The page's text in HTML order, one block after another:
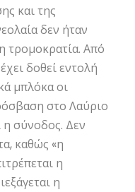
και της
δεν ήταν
τρομοκρατία. Από
δοθεί εντολή
μπλόκα οι
στο Λαύριο
η σύνοδος. Δεν
καθώς «η
η
η